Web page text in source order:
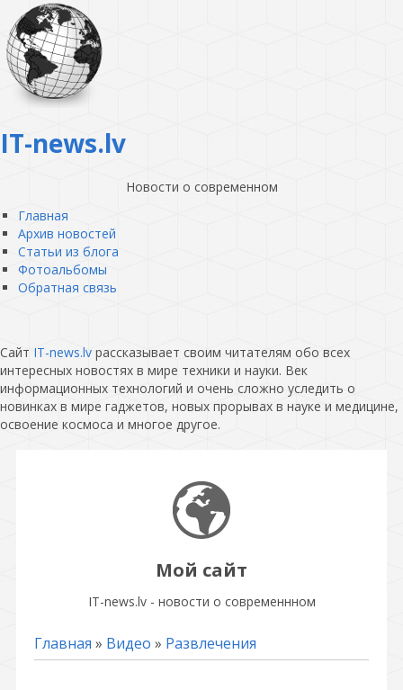
IT-news.lv
Новости о современном
Главная
Архив новостей
Статьи из блога
Фотоальбомы
Обратная связь
Сайт IT-news.lv рассказывает своим читателям обо всех
интересных новостях в мире техники и науки. Век
информационных технологий и очень сложно уследить о
новинках в мире гаджетов, новых прорывах в науке и медицине,
освоение космоса и многое другое.
Мой сайт
IT-news.lv - новости о современнном
Главная » Видео » Развлечения